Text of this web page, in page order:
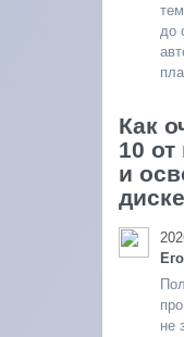
до
Как
10
и
диске
не